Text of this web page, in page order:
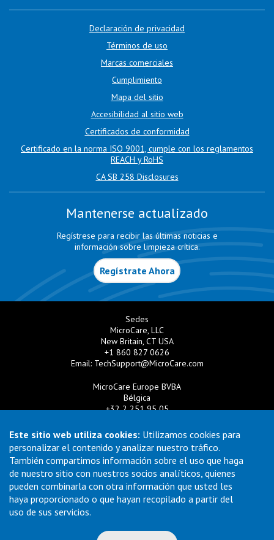
Este sitio web utiliza cookies: Utilizamos cookies para
personalizar el contenido y analizar nuestro tráfico.
También compartimos información sobre el uso que haga
de nuestro sitio con nuestros socios analíticos, quienes
pueden combinarla con otra información que usted les
haya proporcionado o que hayan recopilado a partir del
uso de sus servicios.
Declaración de privacidad
Términos de uso
Marcas comerciales
Cumplimiento
Mapa del sitio
Accesibilidad al sitio web
Certificados de conformidad
Certificado en la norma ISO 9001, cumple con los reglamentos
REACH y RoHS
CA SB 258 Disclosures
Mantenerse actualizado
Regístrese para recibir las últimas noticias e
información sobre limpieza crítica.
Regístrate Ahora
Sedes
MicroCare, LLC
New Britain, CT USA
+1 860 827 0626
Email: TechSupport@MicroCare.com
MicroCare Europe BVBA
Bélgica
+32 2 251 95 05
MicroCare U.K. Ltd
Reino Unido
+44 (0) 113 3609019
Email:MCCEurope@MicroCare.com
MicroCare Asia Pte Ltd
TechSupport@MicroCare.sg